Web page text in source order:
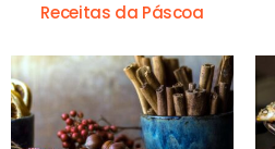
Receitas da Páscoa